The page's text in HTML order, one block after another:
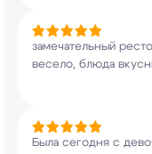
замечательный
весело, блюда
Была сегодня с